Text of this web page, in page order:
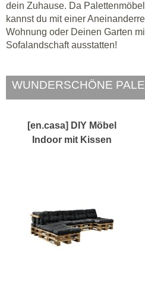
dein Zuhause. Da
kannst du mit einer
Wohnung oder Deinen Garten
Sofalandschaft ausstatten!
WUNDERSCHÖNE
[en.casa] DIY Möbel
Indoor mit Kissen